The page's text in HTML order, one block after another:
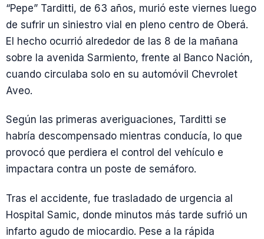
“Pepe” Tarditti, de 63 años, murió este viernes luego
de sufrir un siniestro vial en pleno centro de Oberá.
El hecho ocurrió alrededor de las 8 de la mañana
sobre la avenida Sarmiento, frente al Banco Nación,
cuando circulaba solo en su automóvil Chevrolet
Aveo.
Según las primeras averiguaciones, Tarditti se
habría descompensado mientras conducía, lo que
provocó que perdiera el control del vehículo e
impactara contra un poste de semáforo.
Tras el accidente, fue trasladado de urgencia al
Hospital Samic, donde minutos más tarde sufrió un
infarto agudo de miocardio. Pese a la rápida